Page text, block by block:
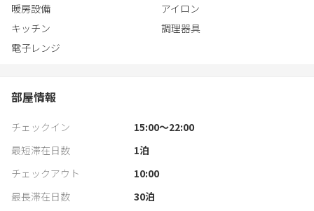
暖房設備
アイロン
キッチン
調理器具
電子レンジ
部屋情報
チェックイン
15:00〜22:00
最短滞在日数
1泊
チェックアウト
10:00
最長滞在日数
30泊